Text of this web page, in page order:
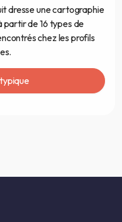
dresse une cartographie
de 16 types de
chez les profils